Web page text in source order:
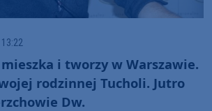
mieszka i tworzy w Warszawie.
rodzinnej Tucholi. Jutro
Dw.